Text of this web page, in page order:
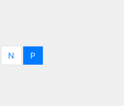
N P